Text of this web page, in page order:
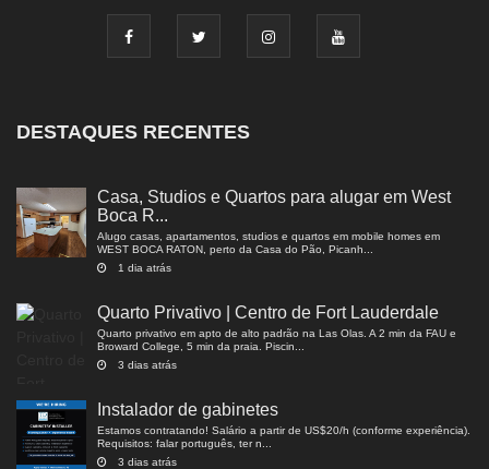
DESTAQUES RECENTES
Casa, Studios e Quartos para alugar em West
Boca R...
Alugo casas, apartamentos, studios e quartos em mobile homes em
WEST BOCA RATON, perto da Casa do Pão, Picanh...
1 dia atrás
Quarto Privativo | Centro de Fort Lauderdale
Quarto privativo em apto de alto padrão na Las Olas. A 2 min da FAU e
Broward College, 5 min da praia. Piscin...
3 dias atrás
Instalador de gabinetes
Estamos contratando! Salário a partir de US$20/h (conforme experiência).
Requisitos: falar português, ter n...
3 dias atrás